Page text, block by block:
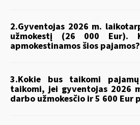
2.Gyventojas 2026 m.
užmokestį (26 000 Eur).
apmokestinamos šios pajamos?
3.Kokie bus taikomi
taikomi, jei gyventojas 2026
darbo užmokesčio ir 5 600 Eur